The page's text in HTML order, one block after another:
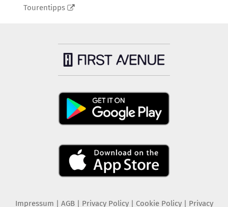
Tourentipps
Impressum AGB Privacy Policy| Cookie Policy| Privacy